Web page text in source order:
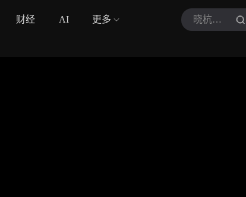
财经 AI 更多 晓杭心里课